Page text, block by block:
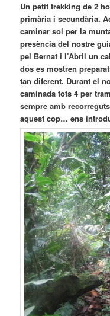
Un petit trekking de 2
primària i secundària.
caminar sol per la
presència del nostre
pel Bernat i l’Abril un
dos es mostren
tan diferent. Durant el
caminada tots 4 per
sempre amb
aquest cop… ens